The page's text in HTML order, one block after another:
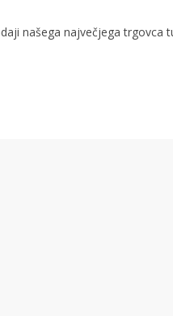
našega največjega trgovca